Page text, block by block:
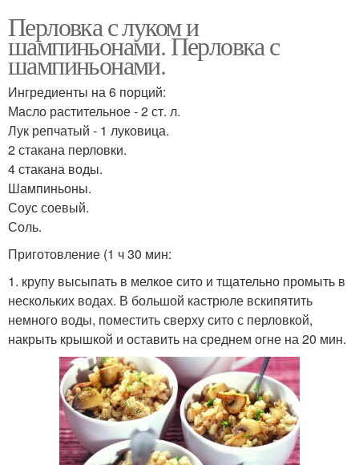
Перловка с луком и
шампиньонами. Перловка с
шампиньонами.
Ингредиенты на 6 порций:
Масло растительное - 2 ст. л.
Лук репчатый - 1 луковица.
2 стакана перловки.
4 стакана воды.
Шампиньоны.
Соус соевый.
Соль.
Приготовление (1 ч 30 мин:
1. крупу высыпать в мелкое сито и тщательно промыть в
нескольких водах. В большой кастрюле вскипятить
немного воды, поместить сверху сито с перловкой,
накрыть крышкой и оставить на среднем огне на 20 мин.